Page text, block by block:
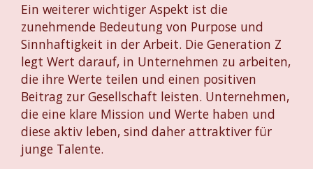
Ein weiterer wichtiger Aspekt ist die
zunehmende Bedeutung von Purpose und
Sinnhaftigkeit in der Arbeit. Die Generation Z
legt Wert darauf, in Unternehmen zu arbeiten,
die ihre Werte teilen und einen positiven
Beitrag zur Gesellschaft leisten. Unternehmen,
die eine klare Mission und Werte haben und
diese aktiv leben, sind daher attraktiver für
junge Talente.